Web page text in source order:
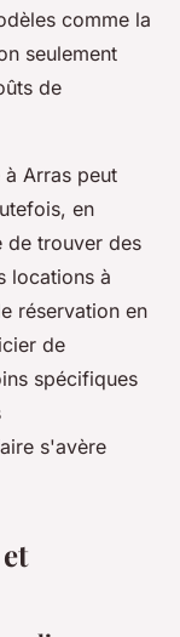
comme la
seulement
de
Arras peut
en
de trouver des
locations à
réservation en
de
spécifiques
s'avère